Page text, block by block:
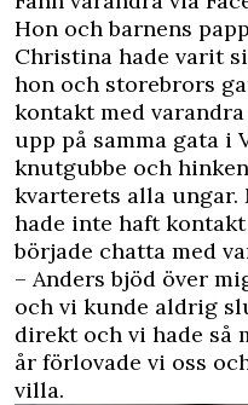
Hon och barnens
Christina hade varit
hon och storebrors
kontakt med
upp på samma gata i
knutgubbe och
kvarterets alla ungar.
hade inte haft
började chatta med
– Anders bjöd över
och vi kunde aldrig
direkt och vi hade så
år förlovade vi oss
villa.